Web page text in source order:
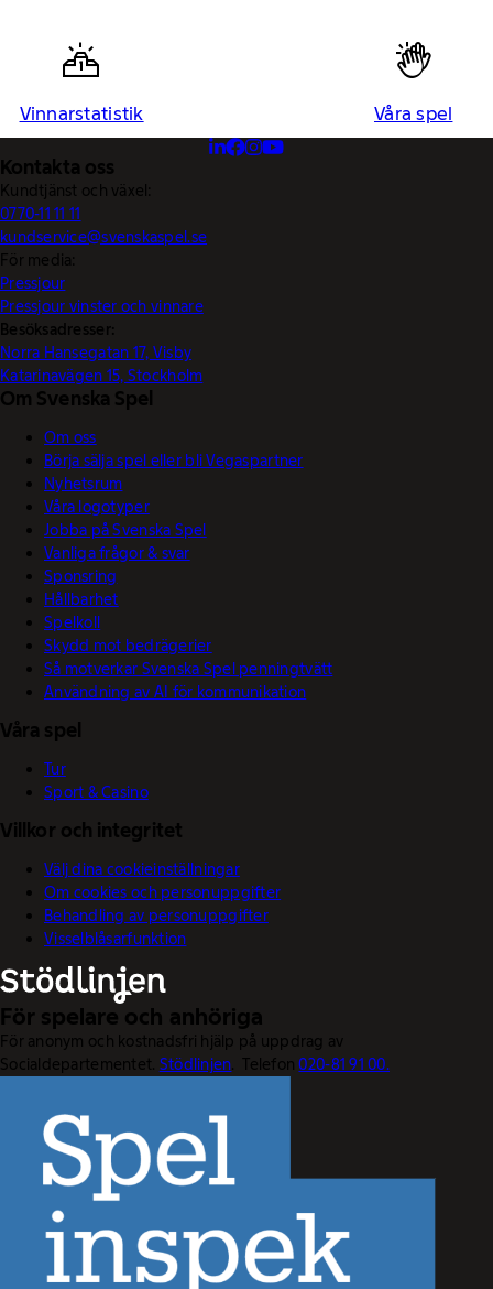
Vinnarstatistik Våra spel
Kontakta oss
Kundtjänst och växel:
0770-11 11 11
kundservice@svenskaspel.se
För media:
Pressjour
Pressjour vinster och vinnare
Besöksadresser:
Norra Hansegatan 17, Visby
Katarinavägen 15, Stockholm
Om Svenska Spel
Om oss
Börja sälja spel eller bli Vegaspartner
Nyhetsrum
Våra logotyper
Jobba på Svenska Spel
Vanliga frågor & svar
Sponsring
Hållbarhet
Spelkoll
Skydd mot bedrägerier
Så motverkar Svenska Spel penningtvätt
Användning av AI för kommunikation
Våra spel
Tur
Sport & Casino
Villkor och integritet
Välj dina cookieinställningar
Om cookies och personuppgifter
Behandling av personuppgifter
Visselblåsarfunktion
För spelare och anhöriga
För anonym och kostnadsfri hjälp på uppdrag av
Socialdepartementet. Stödlinjen. Telefon020-81 91 00.